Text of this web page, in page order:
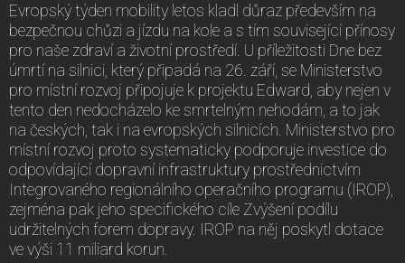
Evropský týden mobility letos kladl důraz především na
bezpečnou chůzi a jízdu na kole a s tím související přínosy
pro naše zdraví a životní prostředí. U příležitosti Dne bez
úmrtí na silnici, který připadá na 26. září, se Ministerstvo
pro místní rozvoj připojuje k projektu Edward, aby nejen v
tento den nedocházelo ke smrtelným nehodám, a to jak
na českých, tak i na evropských silnicích. Ministerstvo pro
místní rozvoj proto systematicky podporuje investice do
odpovídající dopravní infrastruktury prostřednictvím
Integrovaného regionálního operačního programu (IROP),
zejména pak jeho specifického cíle Zvýšení podílu
udržitelných forem dopravy. IROP na něj poskytl dotace
ve výši 11 miliard korun.